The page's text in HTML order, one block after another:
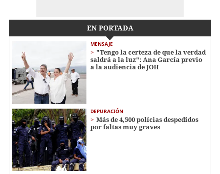
EN PORTADA
MENSAJE
"Tengo la certeza de que la verdad
saldrá a la luz": Ana García previo
a la audiencia de JOH
DEPURACIÓN
Más de 4,500 polícias despedidos
por faltas muy graves